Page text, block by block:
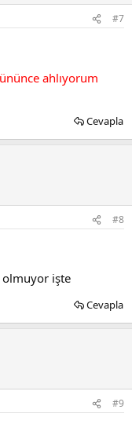
#7
ahlıyorum
Cevapla
#8
olmuyor işte
Cevapla
#9